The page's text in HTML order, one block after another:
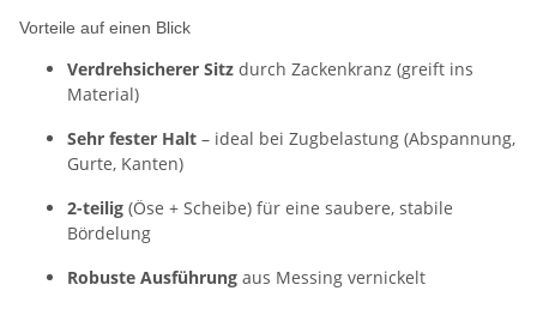
Vorteile auf einen Blick
Verdrehsicherer Sitz durch Zackenkranz (greift ins
Material)
Sehr fester Halt – ideal bei Zugbelastung (Abspannung,
Gurte, Kanten)
2-teilig (Öse + Scheibe) für eine saubere, stabile
Bördelung
Robuste Ausführung aus Messing vernickelt